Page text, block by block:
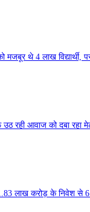
मजबूर थे 4 लाख विद्यार्थी,
रही आवाज को दबा रहा
लाख करोड़ के निवेश से